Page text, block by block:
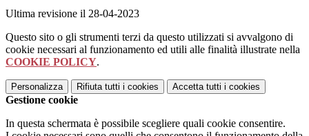
Ultima revisione il 28-04-2023
Questo sito o gli strumenti terzi da questo utilizzati si avvalgono di
cookie necessari al funzionamento ed utili alle finalità illustrate nella
COOKIE POLICY.
Personalizza Rifiuta tutti i cookies Accetta tutti i cookies
Gestione cookie
In questa schermata è possibile scegliere quali cookie consentire.